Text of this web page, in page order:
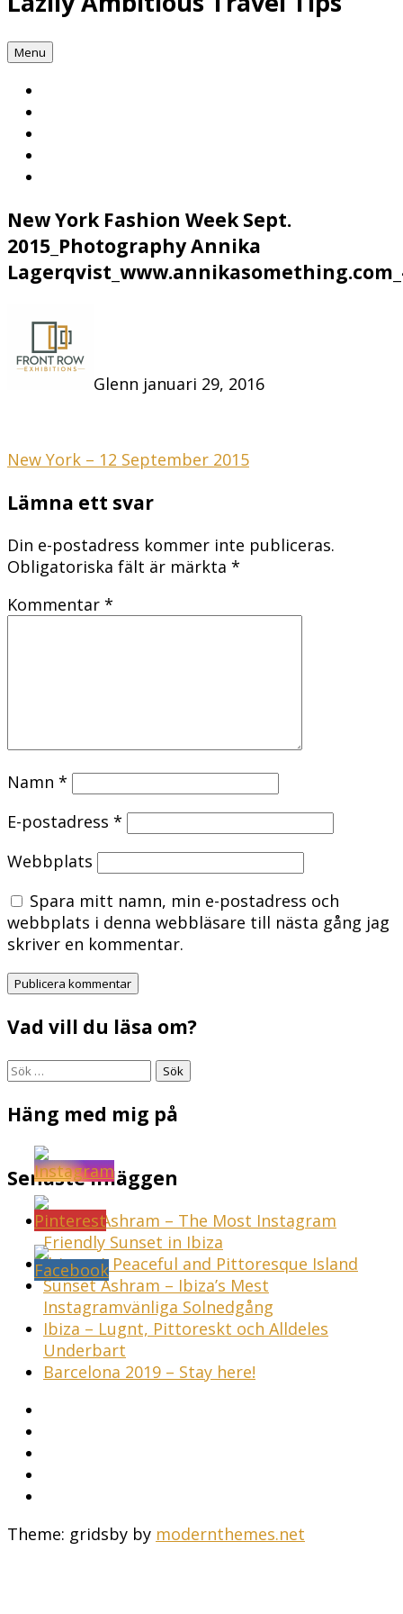
Menu
New York Fashion Week Sept.
2015_Photography Annika
Glenn januari 29, 2016
Inläggsnavigering
New York – 12 September 2015
Lämna ett svar
Din e-postadress kommer inte publiceras.
Obligatoriska fält är märkta *
Kommentar *
Namn *
E-postadress *
Webbplats
Spara mitt namn, min e-postadress och
webbplats i denna webbläsare till nästa gång jag
skriver en kommentar.
Vad vill du läsa om?
Sök
Häng med mig på
Senaste inläggen
Sunset Ashram – The Most Instagram
Friendly Sunset in Ibiza
Ibiza – A Peaceful and Pittoresque Island
Sunset Ashram – Ibiza’s Mest
Instagramvänliga Solnedgång
Ibiza – Lugnt, Pittoreskt och Alldeles
Underbart
Barcelona 2019 – Stay here!
Theme: gridsby by modernthemes.net